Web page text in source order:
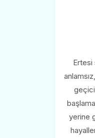
Ertesi
yerine